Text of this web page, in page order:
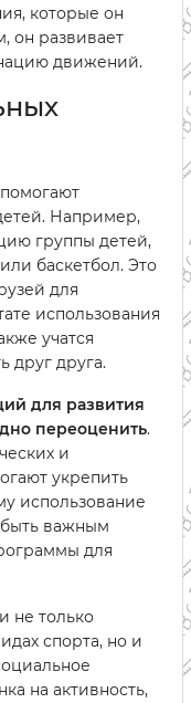
которые он
он развивает
движений.
Например,
группы детей,
баскетбол. Это
для
использования
учатся
друг друга.
для развития
переоценить.
и
укрепить
использование
важным
для
не только
спорта, но и
на активность,